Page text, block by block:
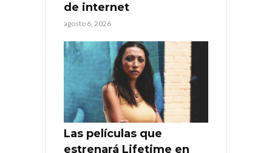
de internet
agosto 6, 2026
Las películas que
estrenará Lifetime en